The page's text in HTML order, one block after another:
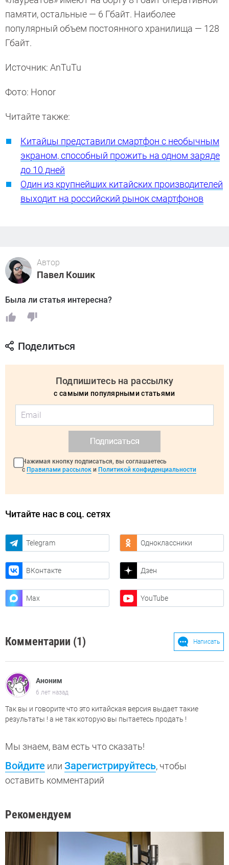
памяти, остальные — 6 Гбайт. Наиболее
популярный объем постоянного хранилища — 128
Гбайт.
Источник: AnTuTu
Фото: Honor
Читайте также:
Китайцы представили смартфон с необычным
экраном, способный прожить на одном заряде
до 10 дней
Один из крупнейших китайских производителей
выходит на российский рынок смартфонов
Автор
Павел Кошик
Была ли статья интересна?
Поделиться
Подпишитесь на рассылку
с самыми популярными статьями
Подписаться
Нажимая кнопку подписаться, вы соглашаетесь
с Правилами рассылок и Политикой конфиденциальности
Читайте нас в соц. сетях
Telegram Одноклассники
ВКонтакте Дзен
Max YouTube
Комментарии (1) Написать
Аноним
6 лет назад
Так вы и говорите что это китайская версия выдает такие
результаты ! а не так которую вы пытаетесь продать !
Мы знаем, вам есть что сказать!
Войдите или Зарегистрируйтесь, чтобы
оставить комментарий
Рекомендуем